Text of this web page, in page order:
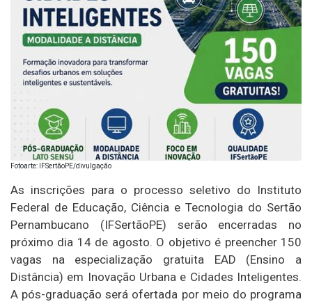
Fotoarte: IFSertãoPE/divulgação
As inscrições para o processo seletivo do Instituto
Federal de Educação, Ciência e Tecnologia do Sertão
Pernambucano (IFSertãoPE) serão encerradas no
próximo dia 14 de agosto. O objetivo é preencher 150
vagas na especialização gratuita EAD (Ensino a
Distância) em Inovação Urbana e Cidades Inteligentes.
A pós-graduação será ofertada por meio do programa